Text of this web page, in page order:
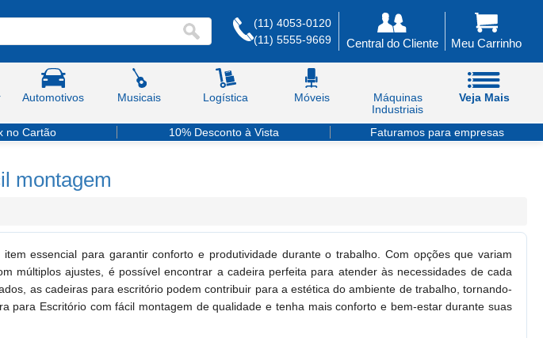
(11) 4053-0120
(11) 5555-9669
Central do Cliente Meu Carrinho
Automotivos Musicais Logística Móveis
Máquinas
Industriais
Veja Mais
no Cartão 10% Desconto à Vista Faturamos para empresas
montagem
essencial para garantir conforto e produtividade durante o trabalho. Com opções que variam
múltiplos ajustes, é possível encontrar a cadeira perfeita para atender às necessidades de cada
as cadeiras para escritório podem contribuir para a estética do ambiente de trabalho, tornando-
para Escritório com fácil montagem de qualidade e tenha mais conforto e bem-estar durante suas